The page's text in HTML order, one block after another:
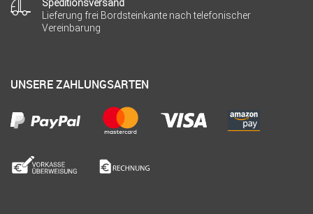
Speditionsversand
Lieferung frei Bordsteinkante nach telefonischer
Vereinbarung
UNSERE ZAHLUNGSARTEN